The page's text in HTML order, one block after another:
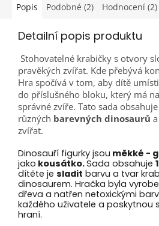
Popis Podobné (2) Hodnocení (2)
Detailní popis produktu
Stohovatelné krabičky s otvory
pravěkých zvířat. Kde přebývá
Hra spočívá v tom, aby dítě
do příslušného bloku, který má
správné zvíře. Tato sada obsahuje
různých barevných dinosaurů a
zvířat.
Dinosauří figurky jsou měkké -
jako kousátko.Sada obsahuje
dítěte je sladit barvu a tvar
dinosaurem. Hračka byla
dřeva a natřen netoxickými
každého uživatele a poskytnou
hraní.